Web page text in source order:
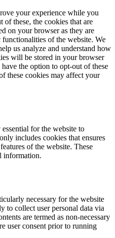
your experience while you
of these, the cookies that are
on your browser as they are
of the website. We
us analyze and understand how
will be stored in your browser
the option to opt-out of these
these cookies may affect your
for the website to
includes cookies that ensures
of the website. These
information.
necessary for the website
to collect user personal data via
are termed as non-necessary
user consent prior to running